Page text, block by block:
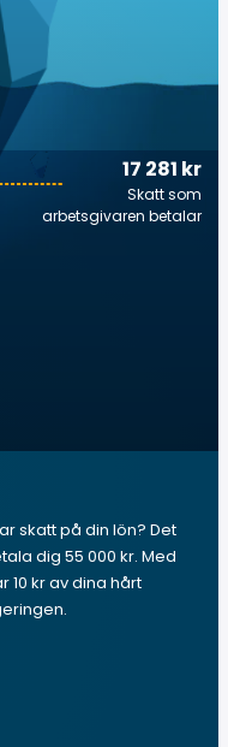
17 281 kr
Skatt som
arbetsgivaren betalar
skatt på din lön? Det
dig 55 000 kr. Med
kr av dina hårt